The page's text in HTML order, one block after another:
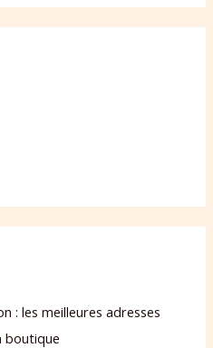
: les meilleures adresses
boutique